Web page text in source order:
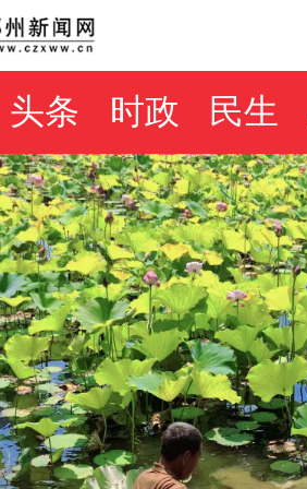
头条 时政 民生